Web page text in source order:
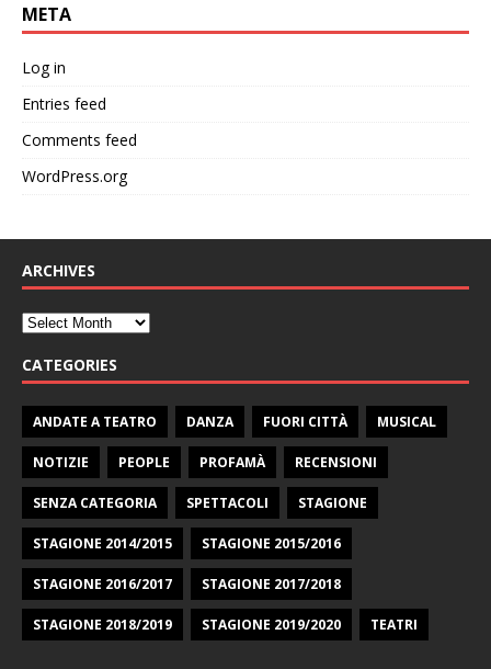
META
Log in
Entries feed
Comments feed
WordPress.org
ARCHIVES
CATEGORIES
ANDATE A TEATRO DANZA FUORI CITTÀ MUSICAL
NOTIZIE PEOPLE PROFAMÀ RECENSIONI
SENZA CATEGORIA SPETTACOLI STAGIONE
STAGIONE 2014/2015 STAGIONE 2015/2016
STAGIONE 2016/2017 STAGIONE 2017/2018
STAGIONE 2018/2019 STAGIONE 2019/2020 TEATRI